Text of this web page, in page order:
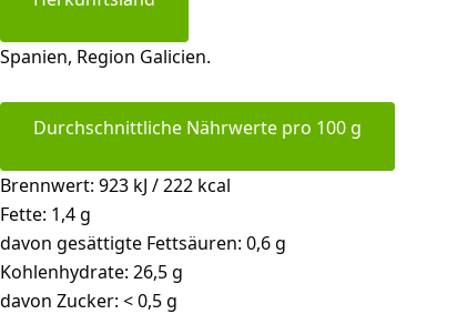
Spanien, Region Galicien.
Durchschnittliche Nährwerte pro 100 g
Brennwert: 923 kJ / 222 kcal
Fette: 1,4 g
davon gesättigte Fettsäuren: 0,6 g
Kohlenhydrate: 26,5 g
davon Zucker: < 0,5 g